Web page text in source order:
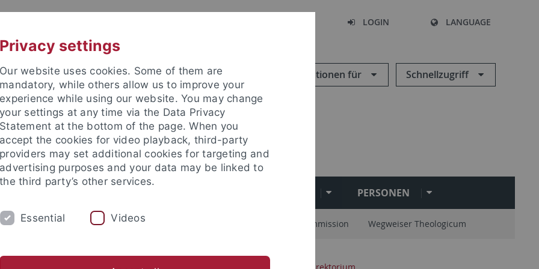
LOGIN LANGUAGE
Informationen für Schnellzugriff
Fakultät
PERSONEN
Bibliothek Lucas-Preis Gleichstellungskommission Wegweiser Theologicum
Fakultät Direktorium
Privacy settings
Our website uses cookies. Some of them are
mandatory, while others allow us to improve your
experience while using our website. You may change
your settings at any time via the Data Privacy
Statement at the bottom of the page. When you
accept the cookies for video playback, third-party
providers may set additional cookies for targeting and
advertising purposes and your data may be linked to
the third party’s other services.
Essential Videos